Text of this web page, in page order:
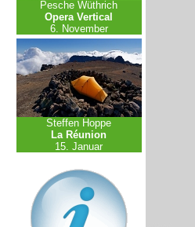
Pesche Wüthrich
Opera Vertical
6. November
Steffen Hoppe
La Réunion
15. Januar